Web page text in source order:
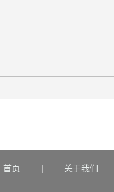
首页 关于我们